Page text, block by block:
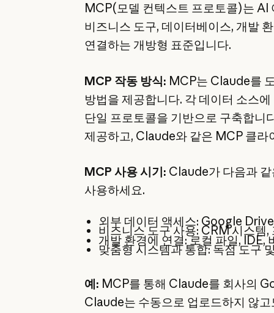
MCP(모델 컨텍스트 프로토콜)는 AI
비즈니스 도구, 데이터베이스, 개발
연결하는 개방형 표준입니다.
MCP 작동 방식: MCP는 Claude를
방법을 제공합니다. 각 데이터 소스
단일 프로토콜을 기반으로 구축합니
제공하고, Claude와 같은 MCP 클라
MCP 사용 시기: Claude가 다음과
사용하세요.
외부 데이터 액세스: Google
비즈니스 도구 사용: CRM 시스템
개발 환경에 연결: 로컬 파일, IDE,
맞춤형 시스템과 통합: 독점 도구
예: MCP를 통해 Claude를 회사의
Claude는 수동으로 업로드하지 않